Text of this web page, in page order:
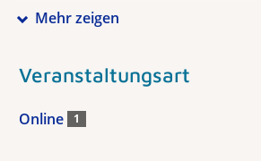
Mehr zeigen
Veranstaltungsart
Online 1